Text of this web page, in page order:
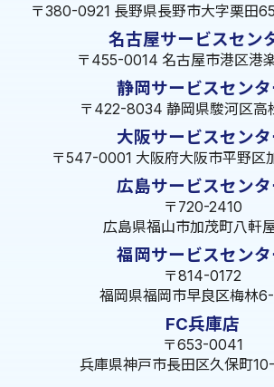
〒380-0921 長野県長野市大字栗田
名古屋サービスセン
〒455-0014 名古屋市港区港
静岡サービスセンタ
〒422-8034 静岡県駿河区高
大阪サービスセンタ
〒547-0001 大阪府大阪市平野区
広島サービスセンタ
〒720-2410
広島県福山市加茂町八軒
福岡サービスセンタ
〒814-0172
福岡県福岡市早良区梅林
FC兵庫店
〒653-0041
兵庫県神戸市長田区久保町